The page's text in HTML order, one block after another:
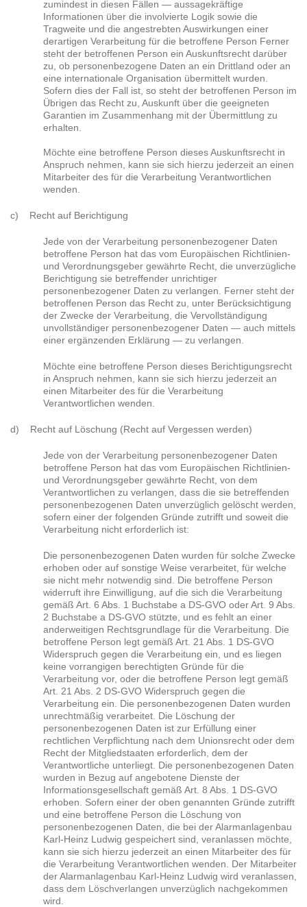
zumindest in diesen Fällen — aussagekräftige
Informationen über die involvierte Logik sowie die
Tragweite und die angestrebten Auswirkungen einer
derartigen Verarbeitung für die betroffene Person Ferner
steht der betroffenen Person ein Auskunftsrecht darüber
zu, ob personenbezogene Daten an ein Drittland oder an
eine internationale Organisation übermittelt wurden.
Sofern dies der Fall ist, so steht der betroffenen Person im
Übrigen das Recht zu, Auskunft über die geeigneten
Garantien im Zusammenhang mit der Übermittlung zu
erhalten.
Möchte eine betroffene Person dieses Auskunftsrecht in
Anspruch nehmen, kann sie sich hierzu jederzeit an einen
Mitarbeiter des für die Verarbeitung Verantwortlichen
wenden.
c) Recht auf Berichtigung
Jede von der Verarbeitung personenbezogener Daten
betroffene Person hat das vom Europäischen Richtlinien-
und Verordnungsgeber gewährte Recht, die unverzügliche
Berichtigung sie betreffender unrichtiger
personenbezogener Daten zu verlangen. Ferner steht der
betroffenen Person das Recht zu, unter Berücksichtigung
der Zwecke der Verarbeitung, die Vervollständigung
unvollständiger personenbezogener Daten — auch mittels
einer ergänzenden Erklärung — zu verlangen.
Möchte eine betroffene Person dieses Berichtigungsrecht
in Anspruch nehmen, kann sie sich hierzu jederzeit an
einen Mitarbeiter des für die Verarbeitung
Verantwortlichen wenden.
d) Recht auf Löschung (Recht auf Vergessen werden)
Jede von der Verarbeitung personenbezogener Daten
betroffene Person hat das vom Europäischen Richtlinien-
und Verordnungsgeber gewährte Recht, von dem
Verantwortlichen zu verlangen, dass die sie betreffenden
personenbezogenen Daten unverzüglich gelöscht werden,
sofern einer der folgenden Gründe zutrifft und soweit die
Verarbeitung nicht erforderlich ist:
Die personenbezogenen Daten wurden für solche Zwecke
erhoben oder auf sonstige Weise verarbeitet, für welche
sie nicht mehr notwendig sind. Die betroffene Person
widerruft ihre Einwilligung, auf die sich die Verarbeitung
gemäß Art. 6 Abs. 1 Buchstabe a DS-GVO oder Art. 9 Abs.
2 Buchstabe a DS-GVO stützte, und es fehlt an einer
anderweitigen Rechtsgrundlage für die Verarbeitung. Die
betroffene Person legt gemäß Art. 21 Abs. 1 DS-GVO
Widerspruch gegen die Verarbeitung ein, und es liegen
keine vorrangigen berechtigten Gründe für die
Verarbeitung vor, oder die betroffene Person legt gemäß
Art. 21 Abs. 2 DS-GVO Widerspruch gegen die
Verarbeitung ein. Die personenbezogenen Daten wurden
unrechtmäßig verarbeitet. Die Löschung der
personenbezogenen Daten ist zur Erfüllung einer
rechtlichen Verpflichtung nach dem Unionsrecht oder dem
Recht der Mitgliedstaaten erforderlich, dem der
Verantwortliche unterliegt. Die personenbezogenen Daten
wurden in Bezug auf angebotene Dienste der
Informationsgesellschaft gemäß Art. 8 Abs. 1 DS-GVO
erhoben. Sofern einer der oben genannten Gründe zutrifft
und eine betroffene Person die Löschung von
personenbezogenen Daten, die bei der Alarmanlagenbau
Karl-Heinz Ludwig gespeichert sind, veranlassen möchte,
kann sie sich hierzu jederzeit an einen Mitarbeiter des für
die Verarbeitung Verantwortlichen wenden. Der Mitarbeiter
der Alarmanlagenbau Karl-Heinz Ludwig wird veranlassen,
dass dem Löschverlangen unverzüglich nachgekommen
wird.